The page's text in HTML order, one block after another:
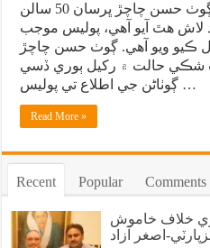
باقراڻي:بقاپور ٿاڻي جي حد ڳوٺ حسن چاچڙ ڀرسان 50 سالن
لاش هٿ آيو آهي، پوليس موجب
ڪيو ويو آهي. ڳوٺ حسن چاچڙ
شڪي حالت ۾ رکيل ٻوري ڏسي
ڳوٺاڻن جي اطلاع تي پوليس …
Read More »
Recent Popular Comments
خلاف خاموش
اصغر آزاد